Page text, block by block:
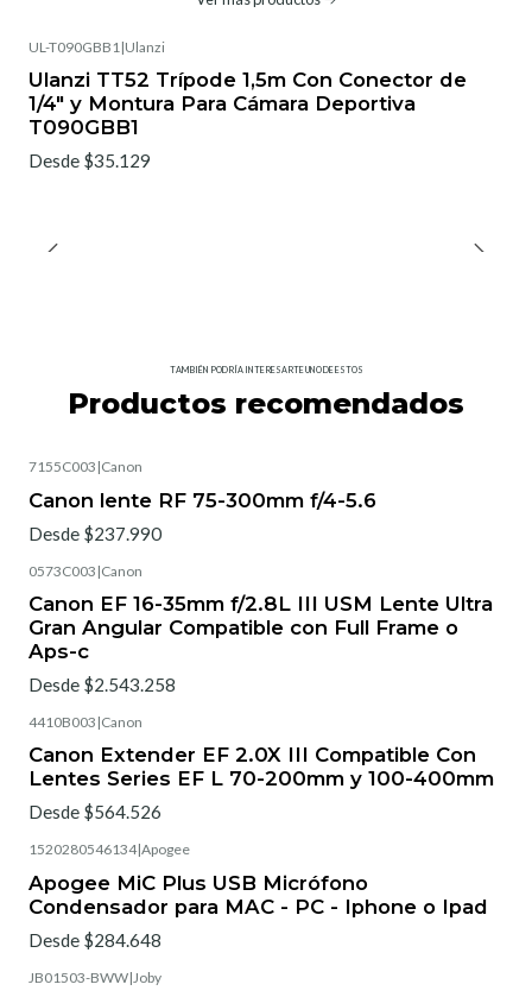
UL-T090GBB1 |Ulanzi
Ulanzi TT52 Trípode 1,5m Con Conector de
1/4" y Montura Para Cámara Deportiva
T090GBB1
Desde $35.129
TAMBIÉN PODRÍA INTERESARTE UNO DE ESTOS
Productos recomendados
7155C003 |Canon
Canon lente RF 75-300mm f/4-5.6
Desde $237.990
0573C003 |Canon
Canon EF 16-35mm f/2.8L III USM Lente Ultra
Gran Angular Compatible con Full Frame o
Aps-c
Desde $2.543.258
4410B003 |Canon
Canon Extender EF 2.0X III Compatible Con
Lentes Series EF L 70-200mm y 100-400mm
Desde $564.526
1520280546134|Apogee
Apogee MiC Plus USB Micrófono
Condensador para MAC - PC - Iphone o Ipad
Desde $284.648
JB01503-BWW| Joby